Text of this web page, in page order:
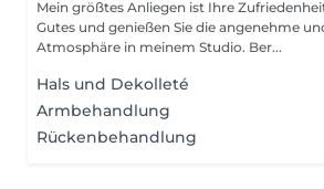
Mein größtes Anliegen ist Ihre Zufriedenheit! Tun Sie sich
Gutes und genießen Sie die angenehme
Atmosphäre in meinem Studio. Ber...
Hals und Dekolleté
Armbehandlung
Rückenbehandlung